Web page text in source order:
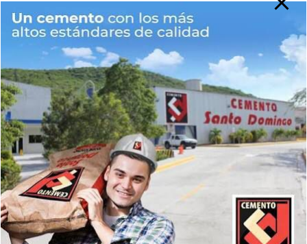
Web
Guarda mi nombre, correo electrónico y web en este
navegador para la próxima vez que comente.